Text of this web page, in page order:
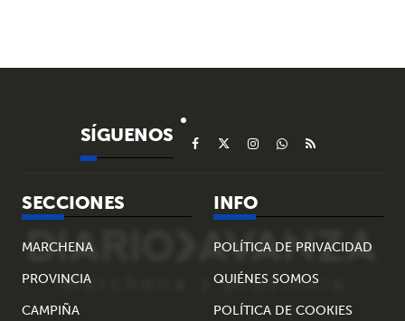
SÍGUENOS
SECCIONES
MARCHENA
PROVINCIA
CAMPIÑA
INFO
POLÍTICA DE PRIVACIDAD
QUIÉNES SOMOS
POLÍTICA DE COOKIES